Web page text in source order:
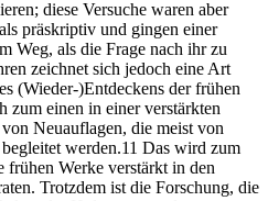
diese Versuche waren aber
präskriptiv und gingen einer
Weg, als die Frage nach ihr zu
zeichnet sich jedoch eine Art
(Wieder-)Entdeckens der frühen
zum einen in einer verstärkten
Neuauflagen, die meist von
werden.11 Das wird zum
frühen Werke verstärkt in den
Trotzdem ist die Forschung, die